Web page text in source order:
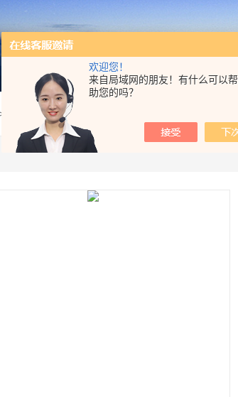
欢迎您！
来自局域网的朋友！有什么可以帮
助您的吗？
FD32FB2X/200B06VRexroth力士乐平衡阀